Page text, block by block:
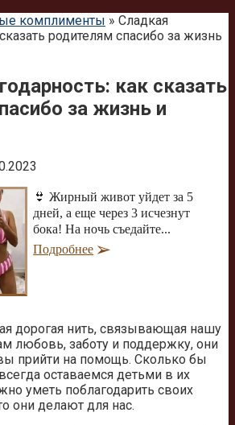
комплименты » Сладкая
родителям спасибо за жизнь
как сказать
за жизнь и
👙 Жирный живот уйдет за 5
дней, а еще через 3 исчезнут
бока! На ночь съедайте...
Подробнее
дорогая нить, связывающая нашу
любовь, заботу и поддержку, они
прийти на помощь. Сколько бы
оставаемся детьми в их
уметь поблагодарить своих
они делают для нас.